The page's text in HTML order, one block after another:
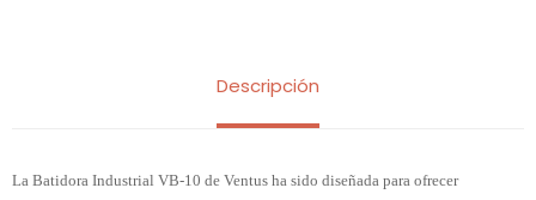
Descripción
La Batidora Industrial VB-10 de Ventus ha sido diseñada para ofrecer